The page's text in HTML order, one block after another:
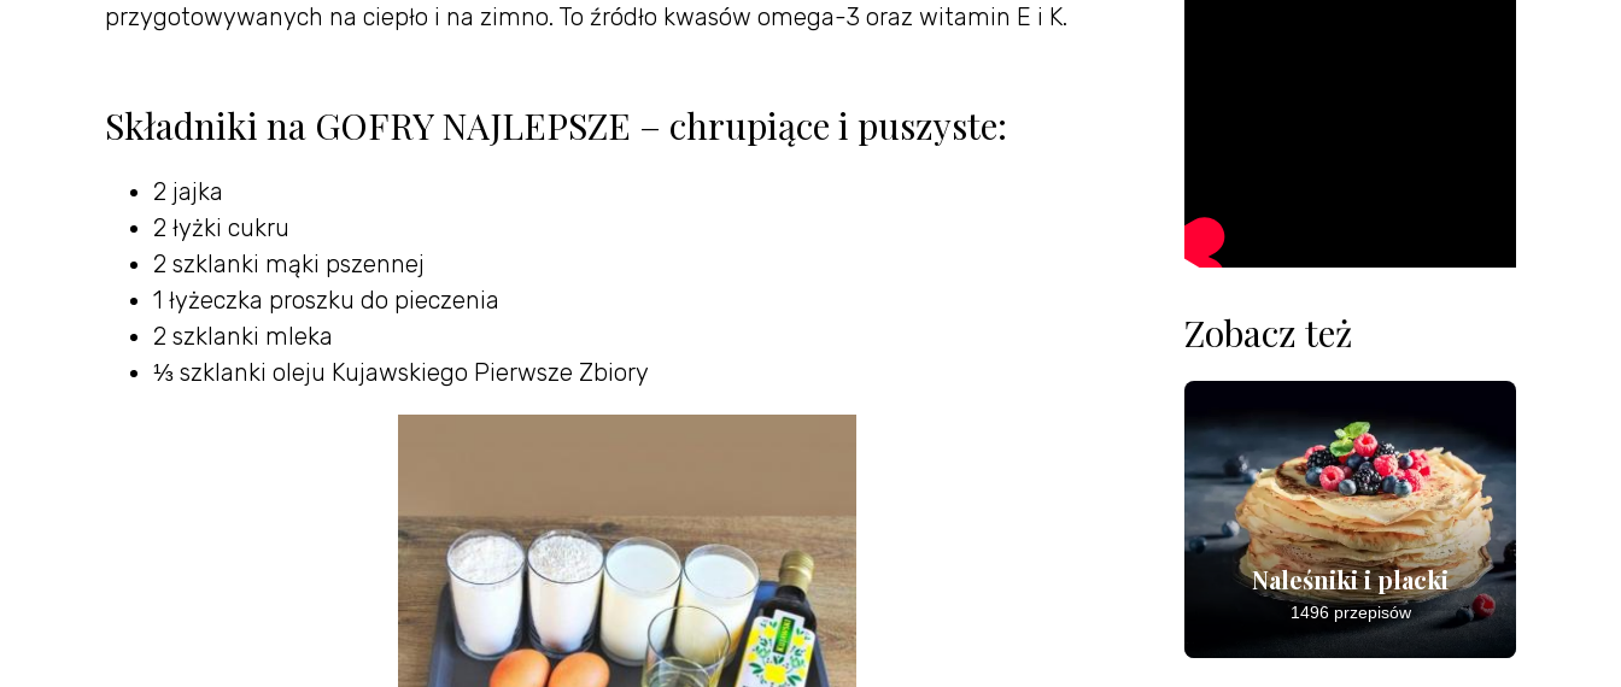
przygotowywanych na ciepło i na zimno. To źródło kwasów omega-3 oraz witamin E i K.
Składniki na GOFRY NAJLEPSZE – chrupiące i puszyste:
2 jajka
2 łyżki cukru
2 szklanki mąki pszennej
1 łyżeczka proszku do pieczenia
2 szklanki mleka
⅓ szklanki oleju Kujawskiego Pierwsze Zbiory
Zobacz też
Naleśniki i placki
1496 przepisów